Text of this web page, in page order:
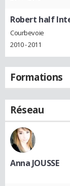
Robert half
Courbevoie
2010 - 2011
Formations
Réseau
Anna JOUSSE